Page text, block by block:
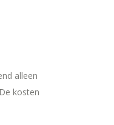
alleen
kosten